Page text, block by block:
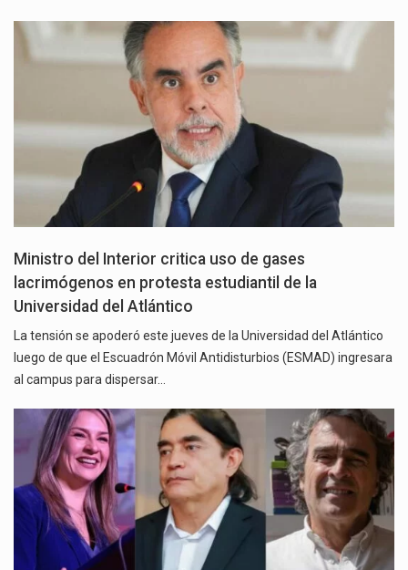
Ministro del Interior critica uso de gases
lacrimógenos en protesta estudiantil de la
Universidad del Atlántico
La tensión se apoderó este jueves de la Universidad del Atlántico
luego de que el Escuadrón Móvil Antidisturbios (ESMAD) ingresara
al campus para dispersar…